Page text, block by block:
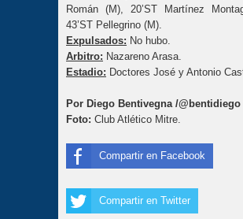
Román (M), 20’ST Martínez
43’ST Pellegrino (M).
Expulsados: No hubo.
Arbitro: Nazareno Arasa.
Estadio: Doctores José y Antonio
Por Diego Bentivegna /@bentidiego
Foto: Club Atlético Mitre.
Compartir en Facebook
Compartir en Twitter